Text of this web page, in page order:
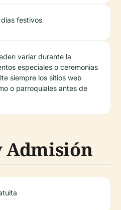
festivos
variar durante la
especiales o ceremonias
siempre los sitios web
o parroquiales antes de
Admisión